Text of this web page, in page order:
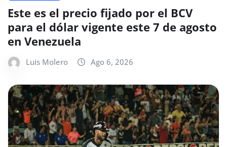
Este es el precio fijado por el BCV
para el dólar vigente este 7 de agosto
en Venezuela
Luis Molero Ago 6, 2026